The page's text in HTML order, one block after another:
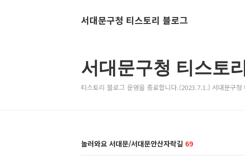
서대문구청 티스토리 블로그
서대문구청 티스토
티스토리 블로그 운영을 종료합니다.(2023.7.1.) 서대문구청
놀러와요 서대문/서대문안산자락길 69